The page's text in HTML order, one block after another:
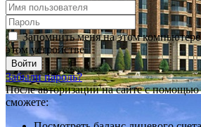
Запомнить меня на этом компьютере
этом устройстве
Забыли пароль?
После авторизации на сайте с
сможете: